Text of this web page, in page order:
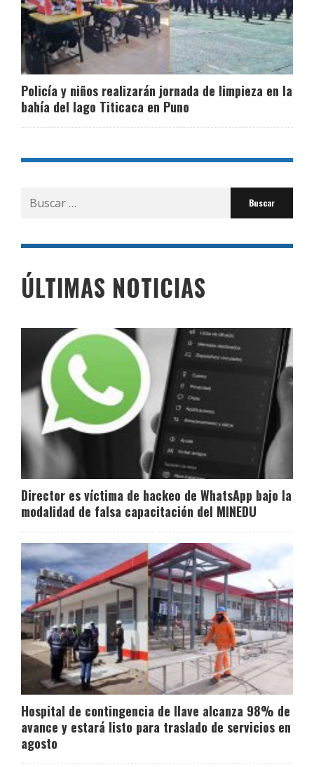
Policía y niños realizarán jornada de limpieza en la
bahía del lago Titicaca en Puno
Buscar
por:
ÚLTIMAS NOTICIAS
Director es víctima de hackeo de WhatsApp bajo la
modalidad de falsa capacitación del MINEDU
Hospital de contingencia de Ilave alcanza 98% de
avance y estará listo para traslado de servicios en
agosto